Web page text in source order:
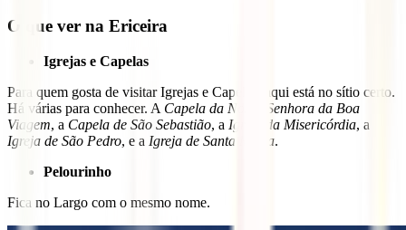
O que ver na Ericeira
Igrejas e Capelas
Para quem gosta de visitar Igrejas e Capelas, aqui está no sítio certo.
Há várias para conhecer. A Capela da Nossa Senhora da Boa
Viagem, a Capela de São Sebastião, a Igreja da Misericórdia, a
Igreja de São Pedro, e a Igreja de Santa Marta.
Pelourinho
Fica no Largo com o mesmo nome.